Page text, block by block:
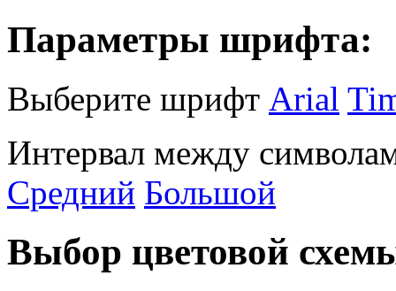
Параметры шрифта:
Выберите шрифт Arial
Интервал между
Средний Большой
Выбор цветовой